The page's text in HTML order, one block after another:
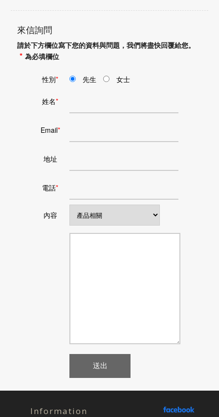
來信詢問
請於下方欄位寫下您的資料與問題，我們將盡快回覆給您。
* 為必填欄位
性別* 先生 女士
姓名*
Email*
地址
電話*
內容
Information